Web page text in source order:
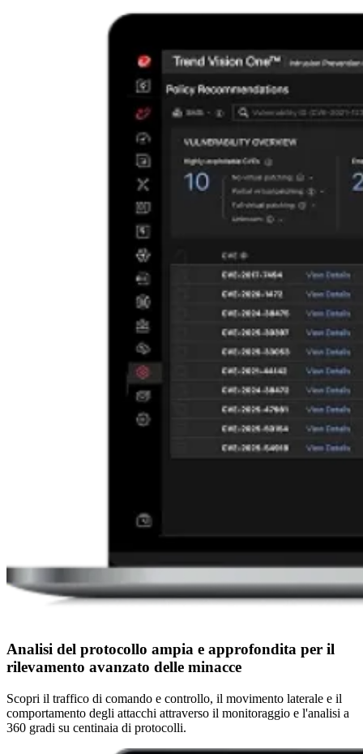
Analisi del protocollo ampia e approfondita per il
rilevamento avanzato delle minacce
Scopri il traffico di comando e controllo, il movimento laterale e il
comportamento degli attacchi attraverso il monitoraggio e l'analisi a
360 gradi su centinaia di protocolli.